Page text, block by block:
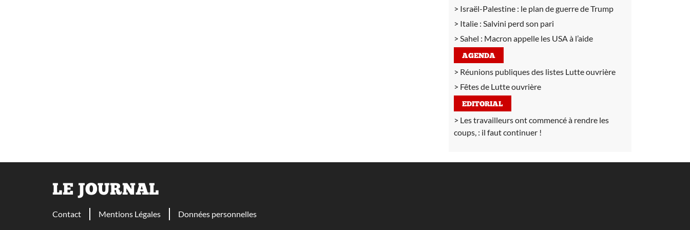
Israël-Palestine : le plan de guerre de Trump
Italie : Salvini perd son pari
Sahel : Macron appelle les USA à l’aide
AGENDA
Réunions publiques des listes Lutte ouvrière
Fêtes de Lutte ouvrière
EDITORIAL
Les travailleurs ont commencé à rendre les
coups, : il faut continuer !
LE JOURNAL
Contact Mentions Légales Données personnelles